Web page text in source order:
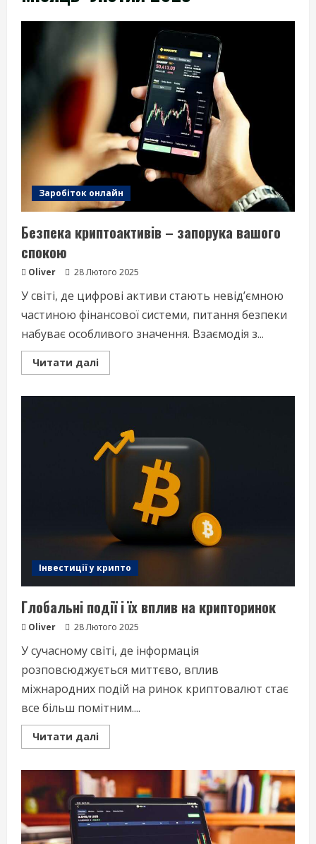
Заробіток онлайн
Безпека криптоактивів – запорука вашого
спокою
Oliver 28 Лютого 2025
У світі, де цифрові активи стають невід’ємною
частиною фінансової системи, питання безпеки
набуває особливого значення. Взаємодія з...
Читати даліRead
more
вашого
спокою
Інвестиції у крипто
Глобальні події і їх вплив на крипторинок
Oliver 28 Лютого 2025
У сучасному світі, де інформація
розповсюджується миттєво, вплив
міжнародних подій на ринок криптовалют стає
все більш помітним....
Читати даліRead
more
події
і
їх
вплив
на
крипторинок